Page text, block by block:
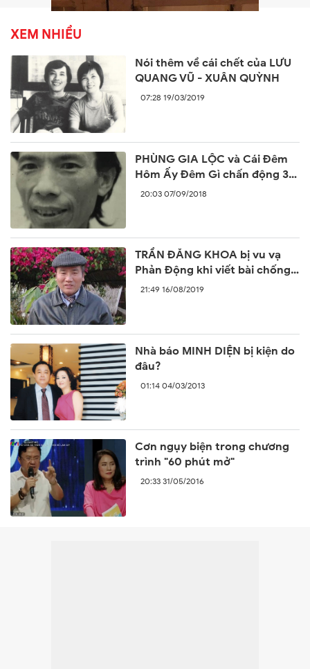
XEM NHIỀU
Nói thêm về cái chết của LƯU
QUANG VŨ - XUÂN QUỲNH
07:28 19/03/2019
PHÙNG GIA LỘC và Cái Đêm
Hôm Ấy Đêm Gì chấn động 30
năm trước
20:03 07/09/2018
TRẦN ĐĂNG KHOA bị vu vạ
Phản Động khi viết bài chống
lại sự ngang ngược của Trung
21:49 16/08/2019
Nhà báo MINH DIỆN bị kiện do
đâu?
01:14 04/03/2013
Cơn ngụy biện trong chương
trình "60 phút mở"
20:33 31/05/2016